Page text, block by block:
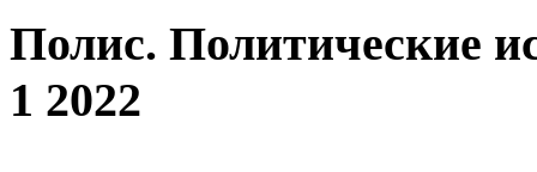
Полис. Политические
1 2022